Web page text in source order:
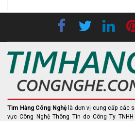
Tìm Hàng Công Nghệ là đơn vị cung cấp các
vực Công Nghệ Thông Tin do Công Ty TNHH